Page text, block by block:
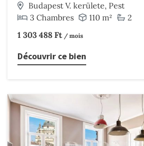
Budapest V. kerülete, Pest
3 Chambres
110 m²
2
1 303 488 Ft / mois
Découvrir ce bien